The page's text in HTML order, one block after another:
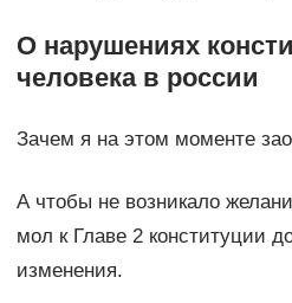
О нарушениях
человека в россии
Зачем я на этом моменте
А чтобы не возникало
мол к Главе 2 конституции
изменения.